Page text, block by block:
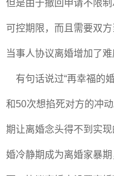
但是由于撤回申请不限
可控期限，而且需要双
当事人协议离婚增加了难
有句话说过“再幸福的
和50次想掐死对方的冲
期让离婚念头得不到实
婚冷静期成为离婚家暴